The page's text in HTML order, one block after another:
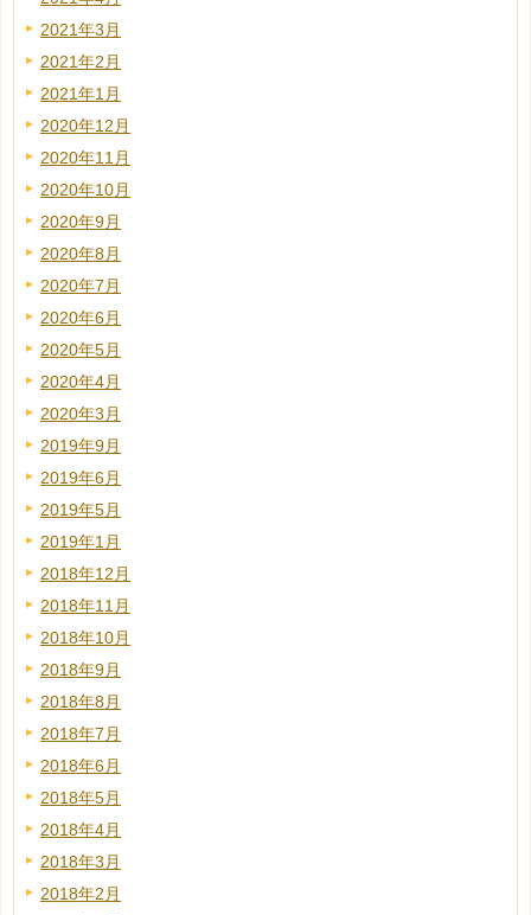
2021年3月
2021年2月
2021年1月
2020年12月
2020年11月
2020年10月
2020年9月
2020年8月
2020年7月
2020年6月
2020年5月
2020年4月
2020年3月
2019年9月
2019年6月
2019年5月
2019年1月
2018年12月
2018年11月
2018年10月
2018年9月
2018年8月
2018年7月
2018年6月
2018年5月
2018年4月
2018年3月
2018年2月